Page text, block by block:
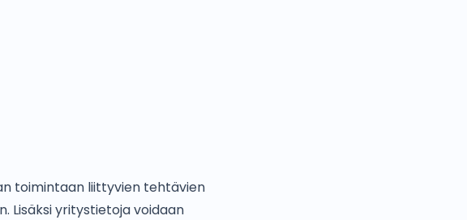
toimintaan liittyvien tehtävien
Lisäksi yritystietoja voidaan